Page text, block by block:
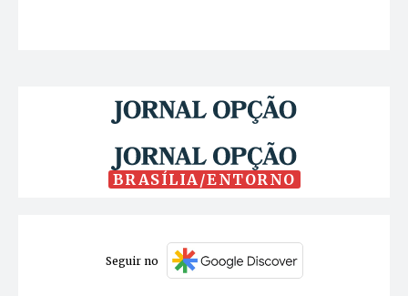
BRASÍLIA/ENTORNO
Seguir no